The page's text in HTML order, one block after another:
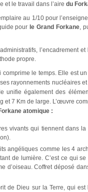
et le travail dans l’aire du
au 1/10 pour
pour le Grand Forkane,
l’encadrement
propre.
comprime le temps. Elle est
rayonnements nucléaires
unifie également des
et 7 Km de large. L’œuvre
atomique :
vivants qui tiennent dans
angéliques comme les 4
de lumière. C’est ce qui
d’oiseau. Coffret déposé
de Dieu sur la Terre, qui